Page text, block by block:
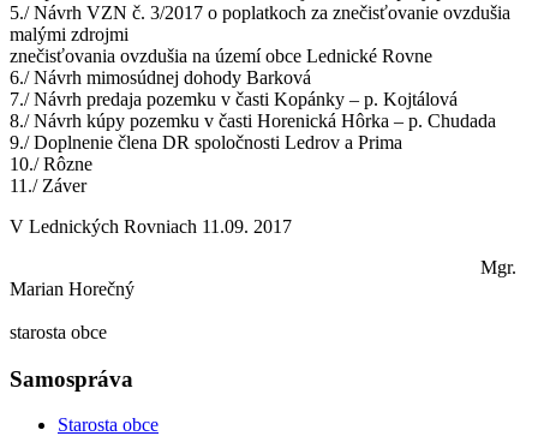
5./ Návrh VZN č. 3/2017 o poplatkoch za znečisťovanie ovzdušia
malými zdrojmi
znečisťovania ovzdušia na území obce Lednické Rovne
6./ Návrh mimosúdnej dohody Barková
7./ Návrh predaja pozemku v časti Kopánky – p. Kojtálová
8./ Návrh kúpy pozemku v časti Horenická Hôrka – p. Chudada
9./ Doplnenie člena DR spoločnosti Ledrov a Prima
10./ Rôzne
11./ Záver
V Lednických Rovniach 11.09. 2017
Mgr.
Marian Horečný
starosta obce
Samospráva
Starosta obce